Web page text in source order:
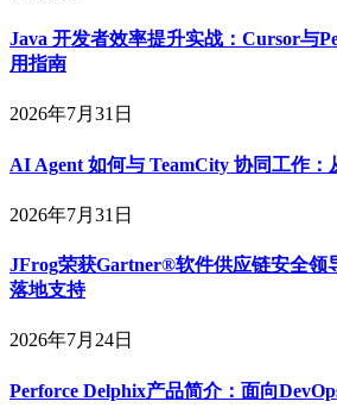
Java 开发者效率提升实战：Cursor与
用指南
2026年7月31日
AI Agent 如何与 TeamCity 协同工作
2026年7月31日
JFrog荣获Gartner®软件供应链安全领
落地支持
2026年7月24日
Perforce Delphix产品简介：面向